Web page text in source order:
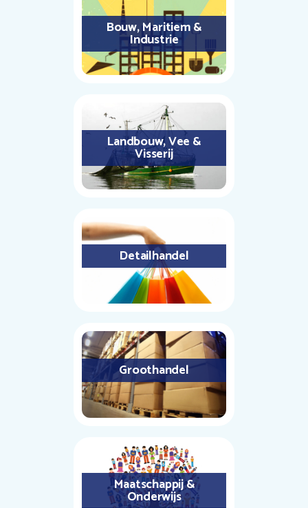
Bouw, Maritiem &
Industrie
Landbouw, Vee &
Visserij
Detailhandel
Groothandel
Maatschappij &
Onderwijs